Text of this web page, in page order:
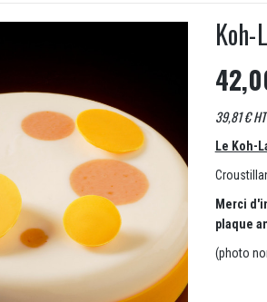
Koh-
39,81 € HT
Le Koh-
Merci
plaque
(photo